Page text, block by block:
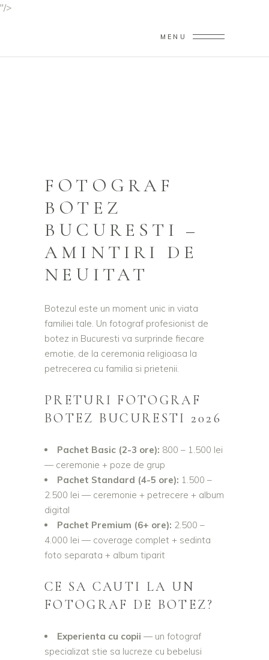
"/>
MENU
FOTOGRAF
BOTEZ
BUCURESTI –
AMINTIRI DE
NEUITAT
Botezul este un moment unic in viata
familiei tale. Un fotograf profesionist de
botez in Bucuresti va surprinde fiecare
emotie, de la ceremonia religioasa la
petrecerea cu familia si prietenii.
PRETURI FOTOGRAF
BOTEZ BUCURESTI 2026
Pachet Basic (2-3 ore): 800 – 1.500 lei
— ceremonie + poze de grup
Pachet Standard (4-5 ore): 1.500 –
2.500 lei — ceremonie + petrecere + album
digital
Pachet Premium (6+ ore): 2.500 –
4.000 lei — coverage complet + sedinta
foto separata + album tiparit
CE SA CAUTI LA UN
FOTOGRAF DE BOTEZ?
Experienta cu copii — un fotograf
specializat stie sa lucreze cu bebelusi